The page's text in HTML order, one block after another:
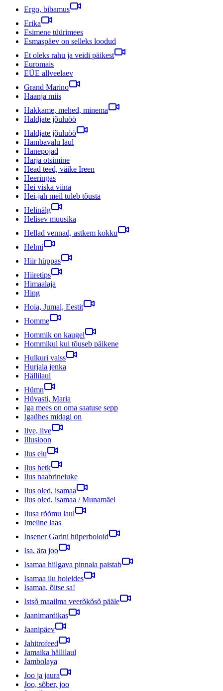
Ergo, bibamus
Erika
Esimene tüürimees
Esmaspäev on selleks loodud
Et oleks rahu ja veidi päikest
Euromais
EÜE allveelaev
Grand Marino
Haanja miis
Hakkame, mehed, minema
Haldjate jõuluöö
Haldjate jõuluöö
Hambavalu laul
Hanepojad
Harja otsimine
Head teed, väike Ireen
Heeringas
Hei viska viina
Hei-jah meil tuleb tõusta
Helinälg
Helisev muusika
Hellad vennad, astkem kokku
Helmi
Hiir hüppas
Hiiretips
Himaalaja
Hing
Hoia, Jumal, Eestit
Homme
Hommik on kaugel
Hommikul kui tõuseb päikene
Hulkuri valss
Hurjala jenka
Hällilaul
Hümn
Hüvasti, Maria
Iga mees on oma saatuse sepp
Igaühes midagi on
Iive, iive
Illusioon
Ilus elu
Ilus hetk
Ilus naabrineiuke
Ilus oled, isamaa
Ilus oled, isamaa / Munamäel
Ilusa rõõmu laul
Imeline laas
Insener Garini hüperboloid
Isa, ära joo
Isamaa hiilgava pinnala paistab
Isamaa ilu hoieldes
Isamaa, õitse sa!
Istsõ maailma veerõkõsõ pääle
Jaanimardikas
Jaanipäev
Jahitrofeed
Jamaika hällilaul
Jambolaya
Joo ja jaura
Joo, sõber, joo